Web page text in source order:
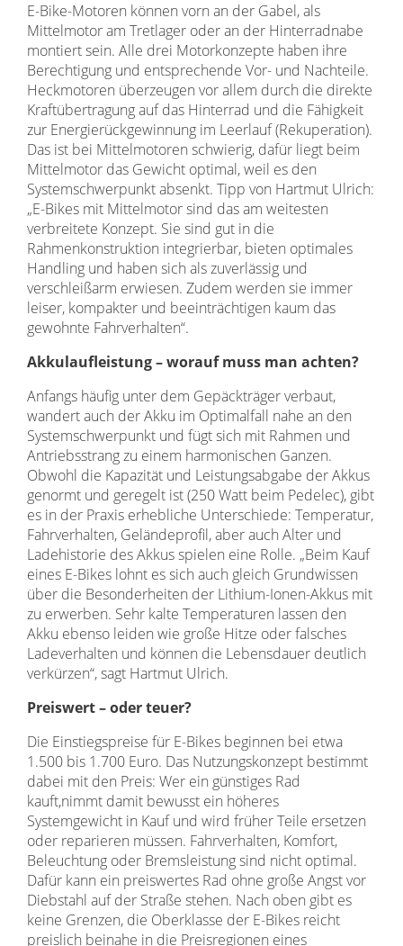
E-Bike-Motoren können vorn an der Gabel, als
Mittelmotor am Tretlager oder an der Hinterradnabe
montiert sein. Alle drei Motorkonzepte haben ihre
Berechtigung und entsprechende Vor- und Nachteile.
Heckmotoren überzeugen vor allem durch die direkte
Kraftübertragung auf das Hinterrad und die Fähigkeit
zur Energierückgewinnung im Leerlauf (Rekuperation).
Das ist bei Mittelmotoren schwierig, dafür liegt beim
Mittelmotor das Gewicht optimal, weil es den
Systemschwerpunkt absenkt. Tipp von Hartmut Ulrich:
„E-Bikes mit Mittelmotor sind das am weitesten
verbreitete Konzept. Sie sind gut in die
Rahmenkonstruktion integrierbar, bieten optimales
Handling und haben sich als zuverlässig und
verschleißarm erwiesen. Zudem werden sie immer
leiser, kompakter und beeinträchtigen kaum das
gewohnte Fahrverhalten“.
Akkulaufleistung – worauf muss man achten?
Anfangs häufig unter dem Gepäckträger verbaut,
wandert auch der Akku im Optimalfall nahe an den
Systemschwerpunkt und fügt sich mit Rahmen und
Antriebsstrang zu einem harmonischen Ganzen.
Obwohl die Kapazität und Leistungsabgabe der Akkus
genormt und geregelt ist (250 Watt beim Pedelec), gibt
es in der Praxis erhebliche Unterschiede: Temperatur,
Fahrverhalten, Geländeprofil, aber auch Alter und
Ladehistorie des Akkus spielen eine Rolle. „Beim Kauf
eines E-Bikes lohnt es sich auch gleich Grundwissen
über die Besonderheiten der Lithium-Ionen-Akkus mit
zu erwerben. Sehr kalte Temperaturen lassen den
Akku ebenso leiden wie große Hitze oder falsches
Ladeverhalten und können die Lebensdauer deutlich
verkürzen“, sagt Hartmut Ulrich.
Preiswert – oder teuer?
Die Einstiegspreise für E-Bikes beginnen bei etwa
1.500 bis 1.700 Euro. Das Nutzungskonzept bestimmt
dabei mit den Preis: Wer ein günstiges Rad
kauft,nimmt damit bewusst ein höheres
Systemgewicht in Kauf und wird früher Teile ersetzen
oder reparieren müssen. Fahrverhalten, Komfort,
Beleuchtung oder Bremsleistung sind nicht optimal.
Dafür kann ein preiswertes Rad ohne große Angst vor
Diebstahl auf der Straße stehen. Nach oben gibt es
keine Grenzen, die Oberklasse der E-Bikes reicht
preislich beinahe in die Preisregionen eines